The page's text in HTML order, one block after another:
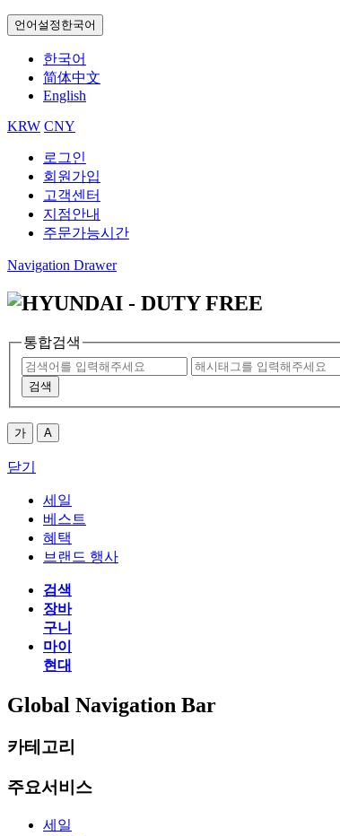
언어설정 한국어
한국어
简体中文
English
KRW CNY
로그인
회원가입
고객센터
지점안내
주문가능시간
Navigation Drawer
통합검색
검색
가 A
닫기
세일
베스트
혜택
브랜드 행사
검색
장바
구니
마이
현대
Global Navigation Bar
카테고리
주요서비스
세일